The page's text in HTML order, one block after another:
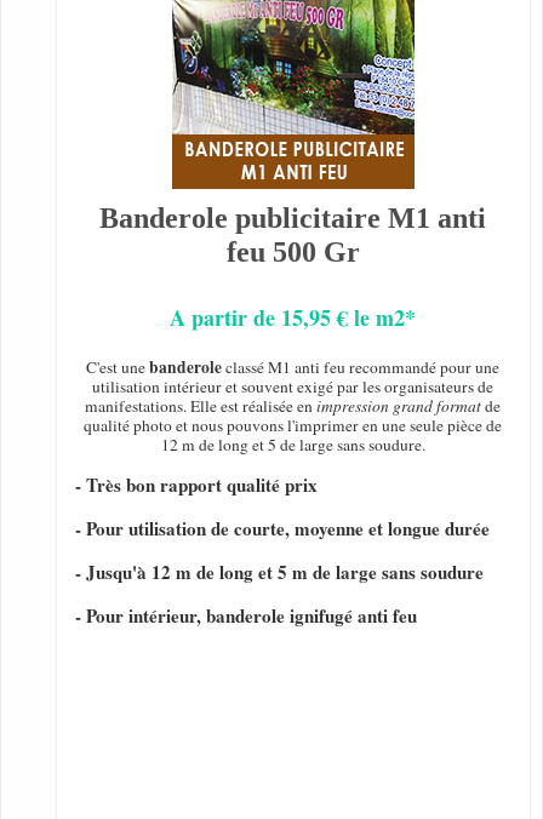
Banderole publicitaire M1 anti
feu 500 Gr
A partir de 15,95 € le m2*
C'est unebanderoleclassé M1 anti feu recommandé pour une
utilisation intérieur et souvent exigé par les organisateurs de
manifestations. Elle est réalisée enimpression grand formatde
qualité photo et nous pouvons l'imprimer en une seule pièce de
12 m de long et 5 de large sans soudure.
- Très bon rapport qualité prix
- Pour utilisation de courte, moyenne et longue durée
- Jusqu'à 12 m de long et 5 m de large sans soudure
- Pour intérieur, banderole ignifugé anti feu